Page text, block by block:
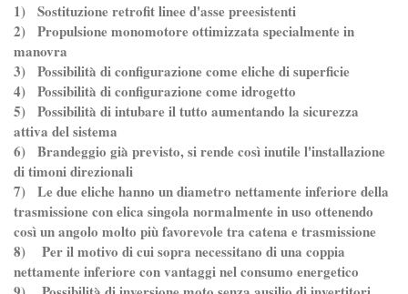
1) Sostituzione retrofit linee d'asse preesistenti
2) Propulsione monomotore ottimizzata specialmente in
manovra
3) Possibilità di configurazione come eliche di superficie
4) Possibilità di configurazione come idrogetto
5) Possibilità di intubare il tutto aumentando la sicurezza
attiva del sistema
6) Brandeggio già previsto, si rende così inutile l'installazione
di timoni direzionali
7) Le due eliche hanno un diametro nettamente inferiore della
trasmissione con elica singola normalmente in uso ottenendo
così un angolo molto più favorevole tra catena e trasmissione
8) Per il motivo di cui sopra necessitano di una coppia
nettamente inferiore con vantaggi nel consumo energetico